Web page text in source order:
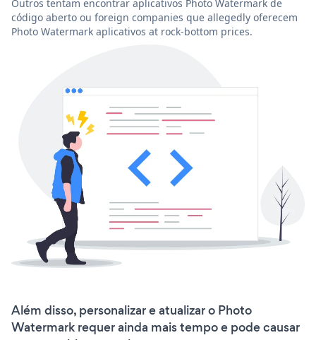
Outros tentam encontrar aplicativos Photo Watermark de
código aberto ou foreign companies que allegedly oferecem
Photo Watermark aplicativos at rock-bottom prices.
Além disso, personalizar e atualizar o Photo
Watermark requer ainda mais tempo e pode causar